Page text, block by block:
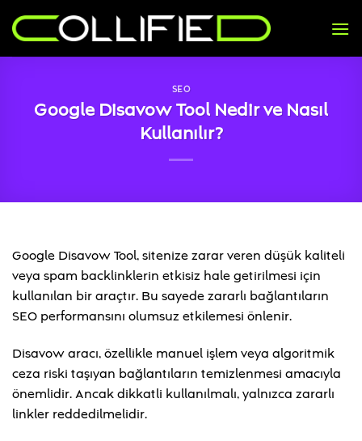
atla
SEO
Google Disavow Tool Nedir ve Nasıl
Kullanılır?
Google Disavow Tool, sitenize zarar veren düşük kaliteli
veya spam backlinklerin etkisiz hale getirilmesi için
kullanılan bir araçtır. Bu sayede zararlı bağlantıların
SEO performansını olumsuz etkilemesi önlenir.
Disavow aracı, özellikle manuel işlem veya algoritmik
ceza riski taşıyan bağlantıların temizlenmesi amacıyla
önemlidir. Ancak dikkatli kullanılmalı, yalnızca zararlı
linkler reddedilmelidir.